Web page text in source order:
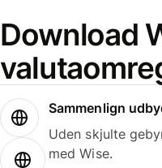
Download
Sammenlign
Uden skjulte
med Wise.